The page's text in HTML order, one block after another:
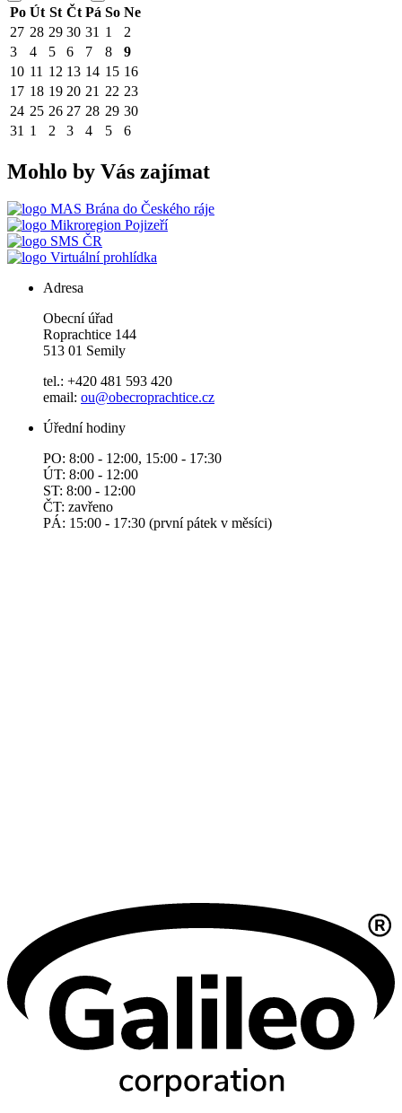
Po Út St Čt Pá So Ne
27 28 29 30 31 1
2
3
4 5 6 7 8
9
10 11 12 13 14 15 16
17 18 19 20 21 22 23
24 25 26 27 28 29 30
31 1 2 3 4 5 6
Mohlo by Vás zajímat
MAS Brána do Českého ráje
Mikroregion Pojizeří
SMS ČR
Virtuální prohlídka
Adresa
Obecní úřad
Roprachtice 144
513 01 Semily
tel.: +420 481 593 420
email: ou@obecroprachtice.cz
Úřední hodiny
PO: 8:00 - 12:00, 15:00 - 17:30
ÚT: 8:00 - 12:00
ST: 8:00 - 12:00
ČT: zavřeno
PÁ: 15:00 - 17:30 (první pátek v měsíci)